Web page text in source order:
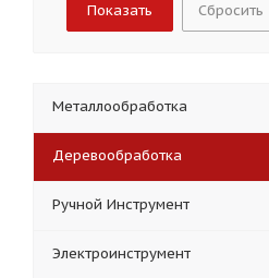
Сбросить
Металлообработка
Деревообработка
Ручной Инструмент
Электроинструмент